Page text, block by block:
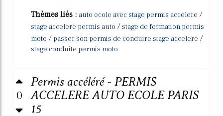
Thèmes liés : auto ecole avec stage permis accelere /
stage accelere permis auto /stage de formation permis
moto / passer son permis de conduire stage accelere /
stage conduite permis moto
0
Permis accéléré - PERMIS
ACCELERE AUTO ECOLE PARIS
15